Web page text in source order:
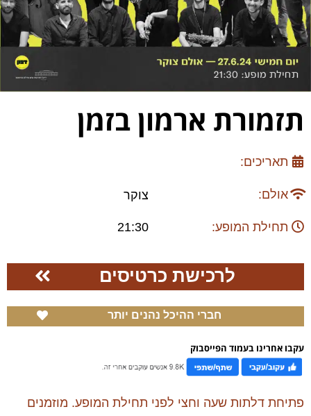
תזמורת ארמון בזמן
תאריכים:
אולם: צוקר
תחילת המופע: 21:30
לרכישת כרטיסים
חברי ההיכל נהנים יותר
עקבו אחרינו בעמוד הפייסבוק
פתיחת דלתות שעה וחצי לפני תחילת המופע. מוזמנים